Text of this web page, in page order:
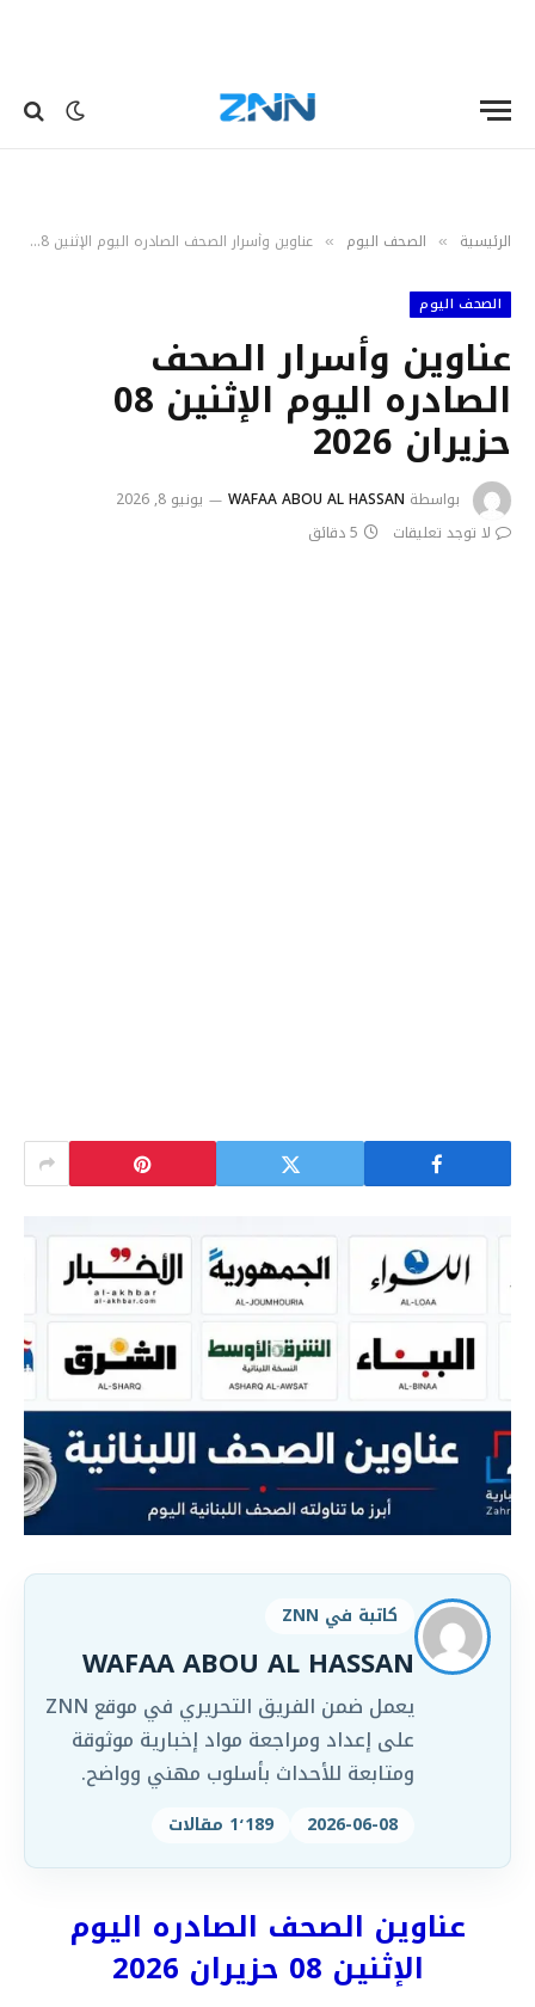
الرئيسية » الصحف اليوم » عناوين وأسرار الصحف الصادره اليوم الإثنين 08 حزيران 2026
الصحف اليوم
عناوين وأسرار الصحف
الصادره اليوم الإثنين 08
حزيران 2026
بواسطة WAFAA ABOU AL HASSAN
يونيو 8, 2026
لا توجد تعليقات
5 دقائق
كاتبة في ZNN
WAFAA ABOU AL HASSAN
يعمل ضمن الفريق التحريري في موقع ZNN
على إعداد ومراجعة مواد إخبارية موثوقة
ومتابعة للأحداث بأسلوب مهني وواضح.
2026-06-08 1٬189 مقالات
عناوين الصحف الصادره اليوم
الإثنين 08 حزيران 2026